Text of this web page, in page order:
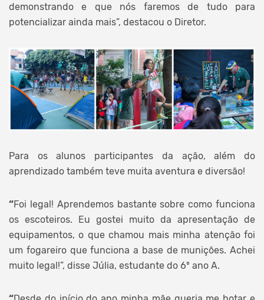
demonstrando e que nós faremos de tudo para
potencializar ainda mais”, destacou o Diretor.
Para os alunos participantes da ação, além do
aprendizado também teve muita aventura e diversão!
“Foi legal! Aprendemos bastante sobre como funciona
os escoteiros. Eu gostei muito da apresentação de
equipamentos, o que chamou mais minha atenção foi
um fogareiro que funciona a base de munições. Achei
muito legal!”, disse Júlia, estudante do 6º ano A.